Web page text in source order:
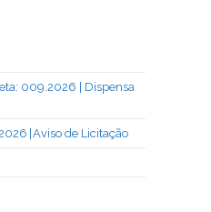
009.2026 | Dispensa
| Aviso de Licitação